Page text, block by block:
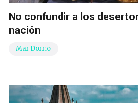
No confundir a los
nación
Mar Dorrio